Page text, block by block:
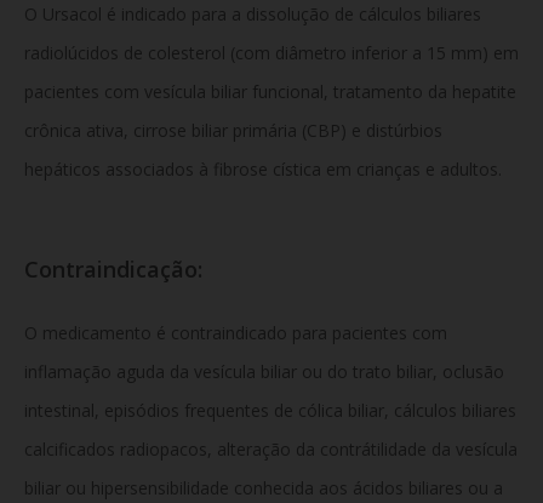
O Ursacol é indicado para a dissolução de cálculos biliares
radiolúcidos de colesterol (com diâmetro inferior a 15 mm) em
pacientes com vesícula biliar funcional, tratamento da hepatite
crônica ativa, cirrose biliar primária (CBP) e distúrbios
hepáticos associados à fibrose cística em crianças e adultos.
Contraindicação:
O medicamento é contraindicado para pacientes com
inflamação aguda da vesícula biliar ou do trato biliar, oclusão
intestinal, episódios frequentes de cólica biliar, cálculos biliares
calcificados radiopacos, alteração da contrátilidade da vesícula
biliar ou hipersensibilidade conhecida aos ácidos biliares ou a